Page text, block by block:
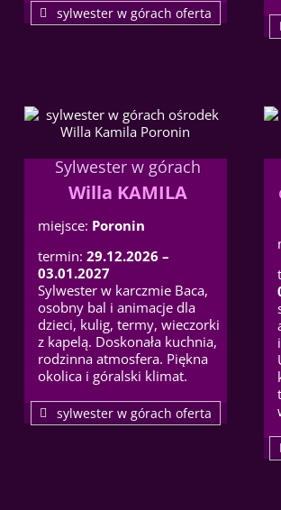
sylwester w górach oferta
Sylwester w górach
Willa KAMILA
miejsce: Poronin
termin: 29.12.2026 –
03.01.2027
Sylwester w karczmie Baca,
osobny bal i animacje dla
dzieci, kulig, termy, wieczorki
z kapelą. Doskonała kuchnia,
rodzinna atmosfera. Piękna
okolica i góralski klimat.
sylwester w górach oferta